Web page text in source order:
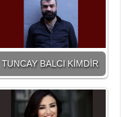
TUNCAY BALCI KİMDİR